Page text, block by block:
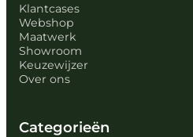
Klantcases
Webshop
Maatwerk
Showroom
Keuzewijzer
Over ons
Categorieën